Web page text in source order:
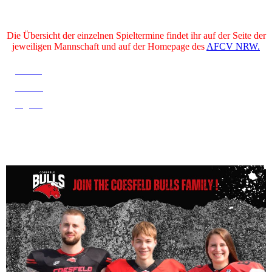
Die Übersicht der einzelnen Spieltermine findet ihr auf der Seite der
jeweiligen Mannschaft und auf der Homepage des AFCV NRW.